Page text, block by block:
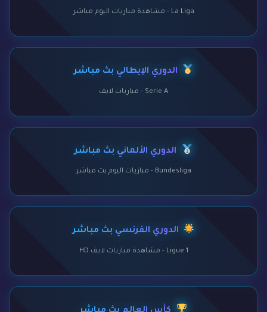
La Liga - مشاهدة مباريات اليوم مباشر
الدوري الإيطالي بث مباشر
Serie A - مباريات لايف
الدوري الألماني بث مباشر
Bundesliga - مباريات اليوم بث مباشر
الدوري الفرنسي بث مباشر
Ligue 1 - مشاهدة مباريات لايف HD